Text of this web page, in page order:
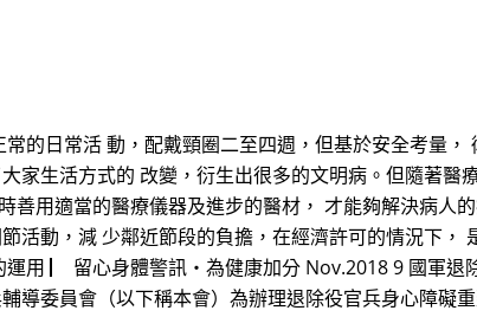
的日常活 動，配戴頸圈二至四週，但基於安全考量，
家生活方式的 改變，衍生出很多的文明病。但隨著醫
用適當的醫療儀器及進步的醫材， 才能夠解決病人
活動，減 少鄰近節段的負擔，在經濟許可的情況下，
用 ▏ 留心身體警訊‧為健康加分 Nov.2018 9 國軍退
導委員會（以下稱本會）為辦理退除役官兵身心障礙